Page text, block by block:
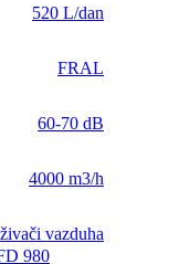
520 L/dan
FRAL
60-70 dB
4000 m3/h
vazduha